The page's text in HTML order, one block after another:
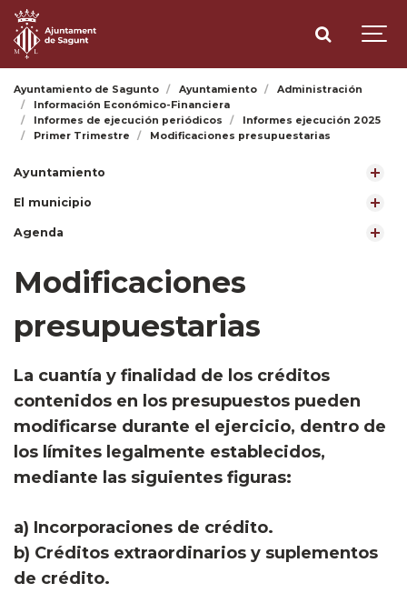
Ayuntamiento de Sagunto Ayuntamiento
Administración
Información Económico-Financiera
Informes de ejecución periódicos
Informes ejecución 2025
Primer Trimestre
Modificaciones presupuestarias
Ayuntamiento
El municipio
Agenda
Modificaciones
presupuestarias
​La cuantía y finalidad de los créditos
contenidos en los presupuestos pueden
modificarse durante el ejercicio, dentro de
los límites legalmente establecidos,
mediante las siguientes figuras:
a) Incorporaciones de crédito.
b) Créditos extraordinarios y suplementos
de crédito.